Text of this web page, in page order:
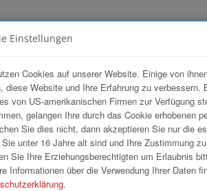
Holding AG
Einstellungen
Cookies auf unserer Website. Einige von
diese Website und Ihre Erfahrung zu
von US-amerikanischen Firmen zur Verfügung
gelangen Ihre durch das Cookie erhobenen
Sie dies nicht, dann akzeptieren Sie nur die
unter 16 Jahre alt sind und Ihre Zustimmung
Sie Ihre Erziehungsberechtigten um Erlaubnis
Informationen über die Verwendung Ihrer Daten
.